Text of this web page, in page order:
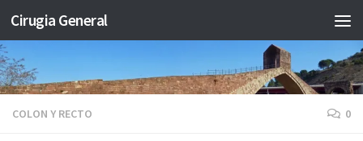
Saltar al contenido
Cirugia General
COLON Y RECTO 0